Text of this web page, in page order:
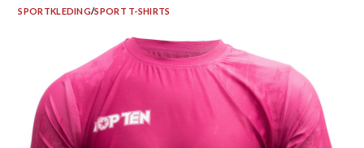
SPORTKLEDING/SPORT T-SHIRTS